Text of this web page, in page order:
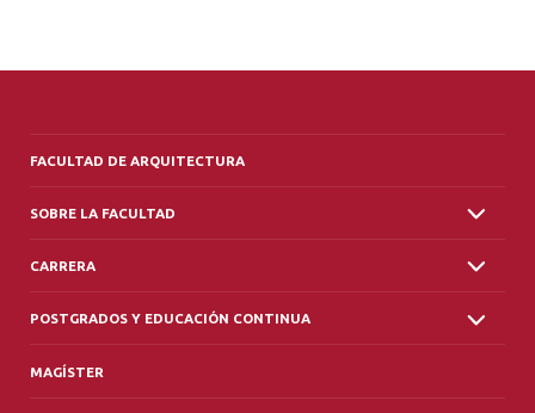
FACULTAD DE ARQUITECTURA
SOBRE LA FACULTAD
CARRERA
POSTGRADOS Y EDUCACIÓN CONTINUA
MAGÍSTER